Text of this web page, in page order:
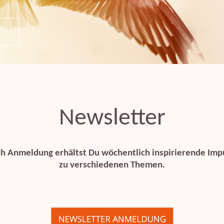
Newsletter
Anmeldung erhältst Du wöchentlich inspirierende
zu verschiedenen Themen.